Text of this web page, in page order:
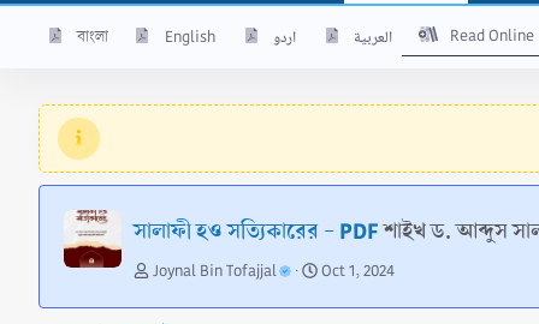
বাংলা English اردو العربية Read Online
সালাফী হও সত্যিকারের - PDFশাইখ ড. আব্দুস
A
t
Joynal Bin Tofajjal
C
e
Oct 1, 2024